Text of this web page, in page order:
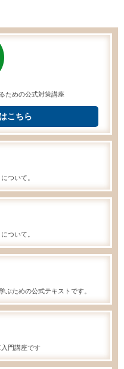
ための公式対策講座
こちら
ついて。
ついて。
ぶための公式テキストです。
門講座です